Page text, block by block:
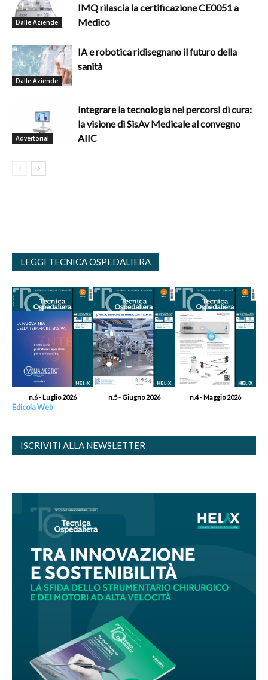
Dalle Aziende
IMQ rilascia la certificazione CE0051 a
Medico
Dalle Aziende
IA e robotica ridisegnano il futuro della
sanità
Advertorial
Integrare la tecnologia nei percorsi di cura:
la visione di SisAv Medicale al convegno
AIIC
LEGGI TECNICA OSPEDALIERA
n.6 - Luglio 2026 n.5 - Giugno 2026 n.4 - Maggio 2026
Edicola Web
ISCRIVITI ALLA NEWSLETTER